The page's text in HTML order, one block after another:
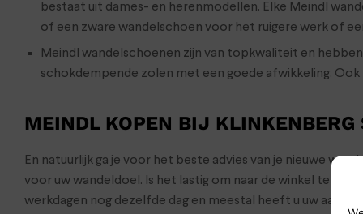
bestaat uit dames- en herenmodellen. Elke Meindl
of een zware wandelschoen voor het ruigere werk of
Meindl wandelschoenen zijn van topkwaliteit en
schokdempende zolen met een goede afwikkeling.
MEINDL KOPEN BIJ KLINKENBERG
En natuurlijk ga je voor het beste advies van je nieuwe
voor uw wandeldoel. Is het lastig om naar de winkel te
werkdagen nog dezelfde dag en meestal heeft u uw